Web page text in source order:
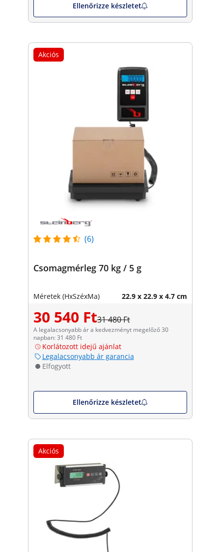
Ellenőrizze készletet
Akciós
(6)
Csomagmérleg 70 kg / 5 g
Méretek (HxSzéxMa) 22.9 x 22.9 x 4.7 cm
30 540 Ft31 480 Ft
A legalacsonyabb ár a kedvezményt megelőző 30
napban: 31 480 Ft
Korlátozott idejű ajánlat
Legalacsonyabb ár garancia
Elfogyott
Ellenőrizze készletet
Akciós